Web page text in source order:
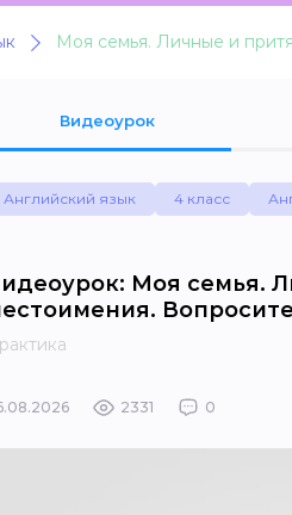
Видеоурок
Английский язык 4 класс
Моя семья.
2331 0